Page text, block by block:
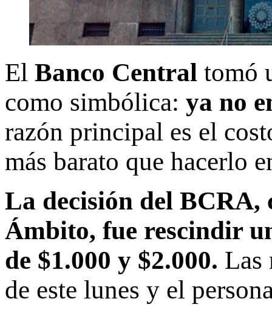
El Banco Central tomó
como simbólica: ya no
razón principal es el
más barato que hacerlo
La decisión del BCRA,
Ámbito, fue rescindir
de $1.000 y $2.000. Las
de este lunes y el